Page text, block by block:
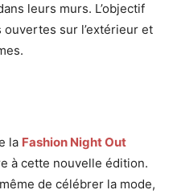
leurs murs. L’objectif
sur l’extérieur et
la Fashion Night Out
à cette nouvelle édition.
de célébrer la mode,